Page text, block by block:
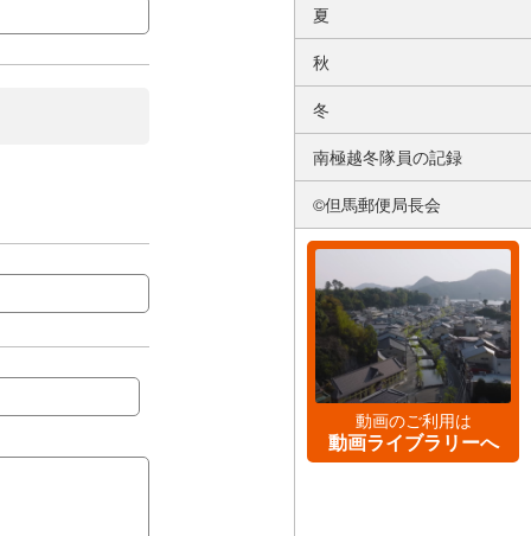
夏
秋
冬
南極越冬隊員の記録
©但馬郵便局長会
動画のご利用は
動画ライブラリーへ